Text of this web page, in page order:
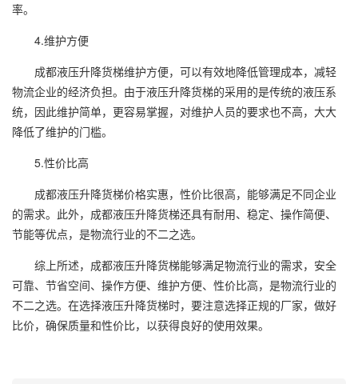
率。
4.维护方便
成都液压升降货梯维护方便，可以有效地降低管理成本，减轻
物流企业的经济负担。由于液压升降货梯的采用的是传统的液压系
统，因此维护简单，更容易掌握，对维护人员的要求也不高，大大
降低了维护的门槛。
5.性价比高
成都液压升降货梯价格实惠，性价比很高，能够满足不同企业
的需求。此外，成都液压升降货梯还具有耐用、稳定、操作简便、
节能等优点，是物流行业的不二之选。
综上所述，成都液压升降货梯能够满足物流行业的需求，安全
可靠、节省空间、操作方便、维护方便、性价比高，是物流行业的
不二之选。在选择液压升降货梯时，要注意选择正规的厂家，做好
比价，确保质量和性价比，以获得良好的使用效果。